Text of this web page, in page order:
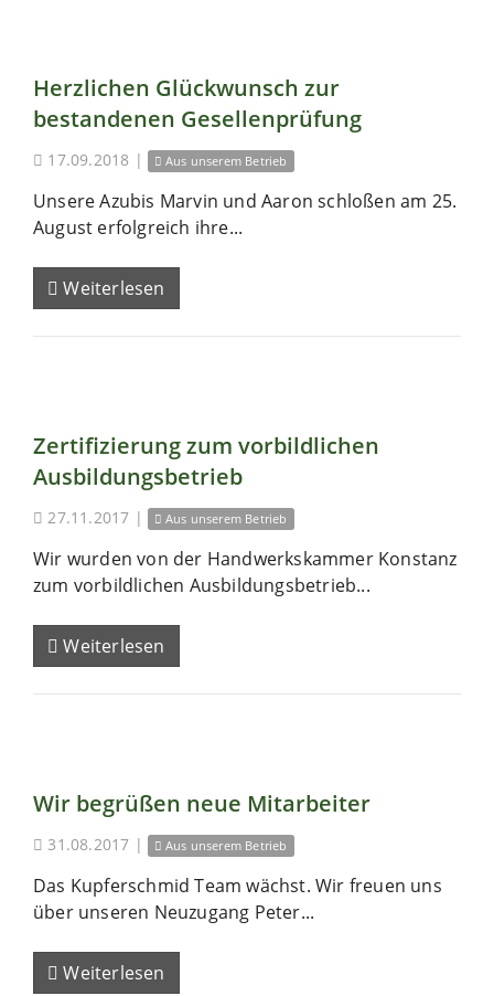
Herzlichen Glückwunsch zur
bestandenen Gesellenprüfung
17.09.2018 | Aus unserem Betrieb
Unsere Azubis Marvin und Aaron schloßen am 25.
August erfolgreich ihre...
Weiterlesen
Zertifizierung zum vorbildlichen
Ausbildungsbetrieb
27.11.2017 | Aus unserem Betrieb
Wir wurden von der Handwerkskammer Konstanz
zum vorbildlichen Ausbildungsbetrieb...
Weiterlesen
Wir begrüßen neue Mitarbeiter
31.08.2017 | Aus unserem Betrieb
Das Kupferschmid Team wächst. Wir freuen uns
über unseren Neuzugang Peter...
Weiterlesen